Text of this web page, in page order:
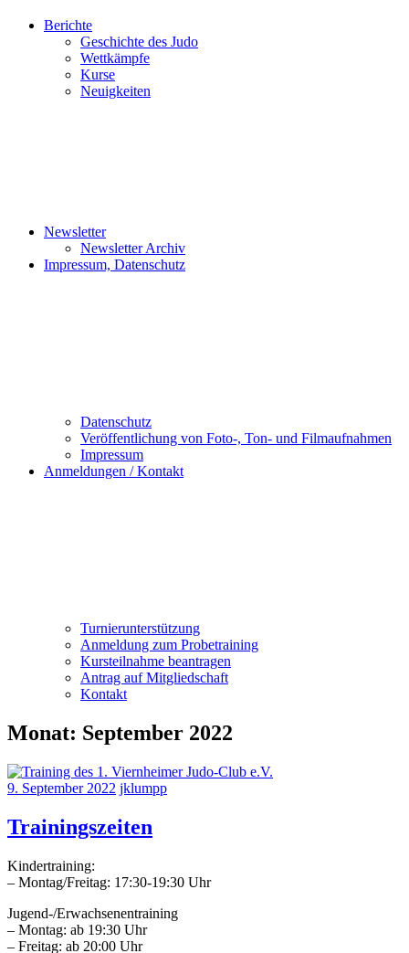
Berichte
Geschichte des Judo
Wettkämpfe
Kurse
Neuigkeiten
Newsletter
Newsletter Archiv
Impressum, Datenschutz
Datenschutz
Veröffentlichung von Foto-, Ton- und Filmaufnahmen
Impressum
Anmeldungen / Kontakt
Turnierunterstützung
Anmeldung zum Probetraining
Kursteilnahme beantragen
Antrag auf Mitgliedschaft
Kontakt
Monat: September 2022
9. September 2022 jklumpp
Trainingszeiten
Kindertraining:
– Montag/Freitag: 17:30-19:30 Uhr
Jugend-/Erwachsenentraining
– Montag: ab 19:30 Uhr
– Freitag: ab 20:00 Uhr